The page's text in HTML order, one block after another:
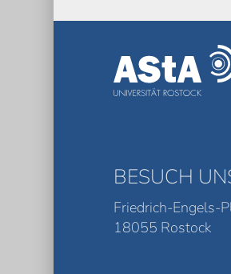
BESUCH
Friedrich-Engels-
18055 Rostock